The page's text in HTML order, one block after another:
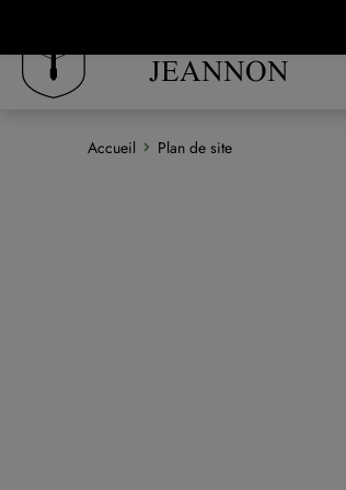
LE CLOS
JEANNON
Accueil Plan de site